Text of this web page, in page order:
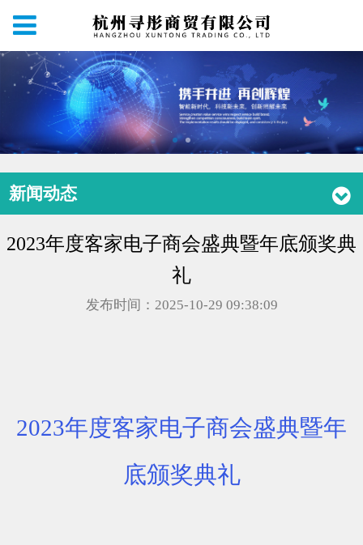
新闻动态
2023年度客家电子商会盛典暨年底颁奖典
礼
发布时间：2025-10-29 09:38:09
2023年度客家电子商会盛典暨年
底颁奖典礼